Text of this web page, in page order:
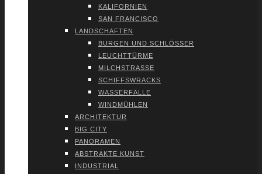
KALI­FOR­NI­EN
SAN FRAN­CIS­CO
LAND­SCHAF­TEN
BUR­GEN UND SCHLÖS­SER
LEUCHT­TÜR­ME
MILCH­STRAS­SE
SCHIFFS­WRACKS
WAS­SER­FÄL­LE
WIND­MÜH­LEN
ARCHI­TEK­TUR
BIG CITY
PAN­ORA­MEN
ABS­TRAK­TE KUNST
INDUS­TRI­AL